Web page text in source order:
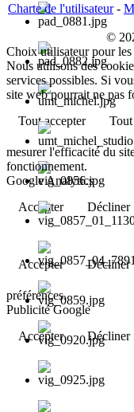
Charte de l'utilisateur-
©
Choix utilisateur pour
Nous utilisons des
services possibles. Si
site web pourrait ne pas
Tout accepter
mesurer l'efficacité du
fonctionnement.
Google Analytics
Accepter
Décliner
Accepter
Décliner
préférences.
Publicité Google
Accepter
Décliner